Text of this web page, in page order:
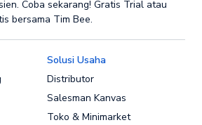
Coba sekarang! Gratis Trial atau
bersama Tim Bee.
Solusi Usaha
Distributor
Salesman Kanvas
Toko & Minimarket